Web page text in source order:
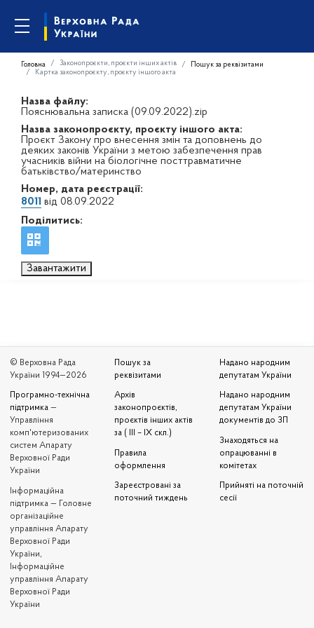
Головна Законопроєкти, проєкти інших актів
Пошук за реквізитами
Картка законопроєкту, проєкту іншого акта
Назва файлу:
Пояснювальна записка (09.09.2022).zip
Назва законопроєкту, проєкту іншого акта:
Проєкт Закону про внесення змін та доповнень до
деяких законів України з метою забезпечення прав
учасників війни на біологічне посттравматичне
батьківство/материнство
Номер, дата реєстрації:
8011 від 08.09.2022
Поділитись:
Завантажити
© Верховна Рада
України 1994—2026
Програмно-технічна
підтримка —
Управління
комп'ютеризованих
систем Апарату
Верховної Ради
України
Iнформаційна
підтримка — Головне
організаційне
управління Апарату
Верховної Ради
України,
Інформаційне
управління Апарату
Верховної Ради
України
Пошук за
реквізитами
Архів
законопроєктів,
проєктів інших актів
за ( III – IX скл.)
Правила
оформлення
Зареєстровані за
поточний тиждень
Надано народним
депутатам України
Надано народним
депутатам України
документів до ЗП
Знаходяться на
опрацюванні в
комітетах
Прийняті на поточній
сесії